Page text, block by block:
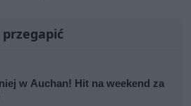
w Auchan! Hit na weekend za